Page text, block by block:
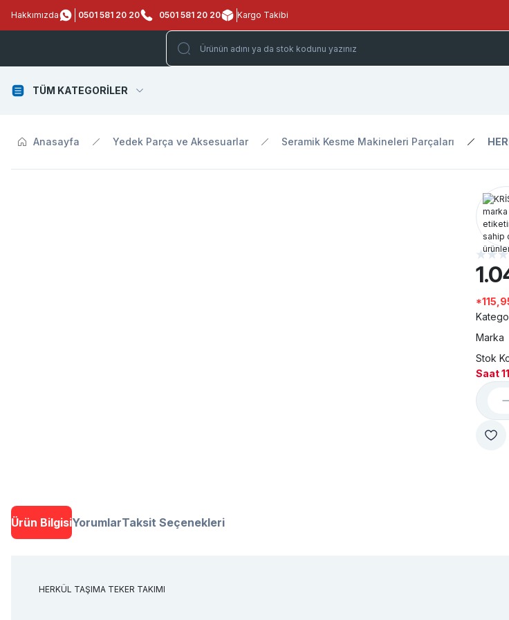
Hakkımızda 0501 581 20 20 0501 581 20 20 Kargo Takibi
TÜM KATEGORİLER
Anasayfa Yedek Parça ve Aksesuarlar Seramik Kesme Makineleri Parçaları
Marka
Stok
Saat
Ürün BilgisiYorumlarTaksit Seçenekleri
HERKÜL TAŞIMA TEKER TAKIMI